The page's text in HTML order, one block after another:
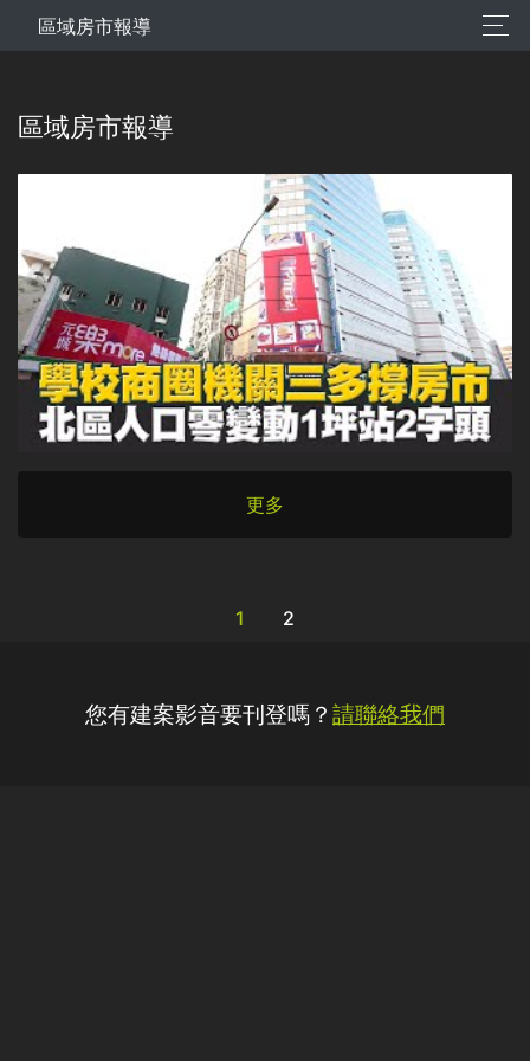
區域房市報導
區域房市報導
更多
1 2
您有建案影音要刊登嗎？ 請聯絡我們